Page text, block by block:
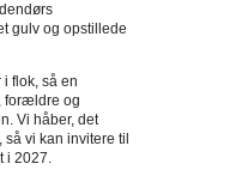
gulv og opstillede
i flok, så en
forældre og
Vi håber, det
vi kan invitere til
i 2027.